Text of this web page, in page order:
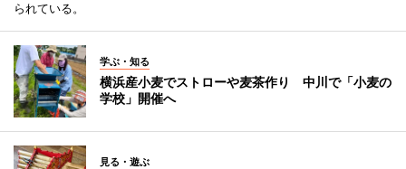
られている。
学ぶ・知る
横浜産小麦でストローや麦茶作り 中川で「小麦の
学校」開催へ
見る・遊ぶ